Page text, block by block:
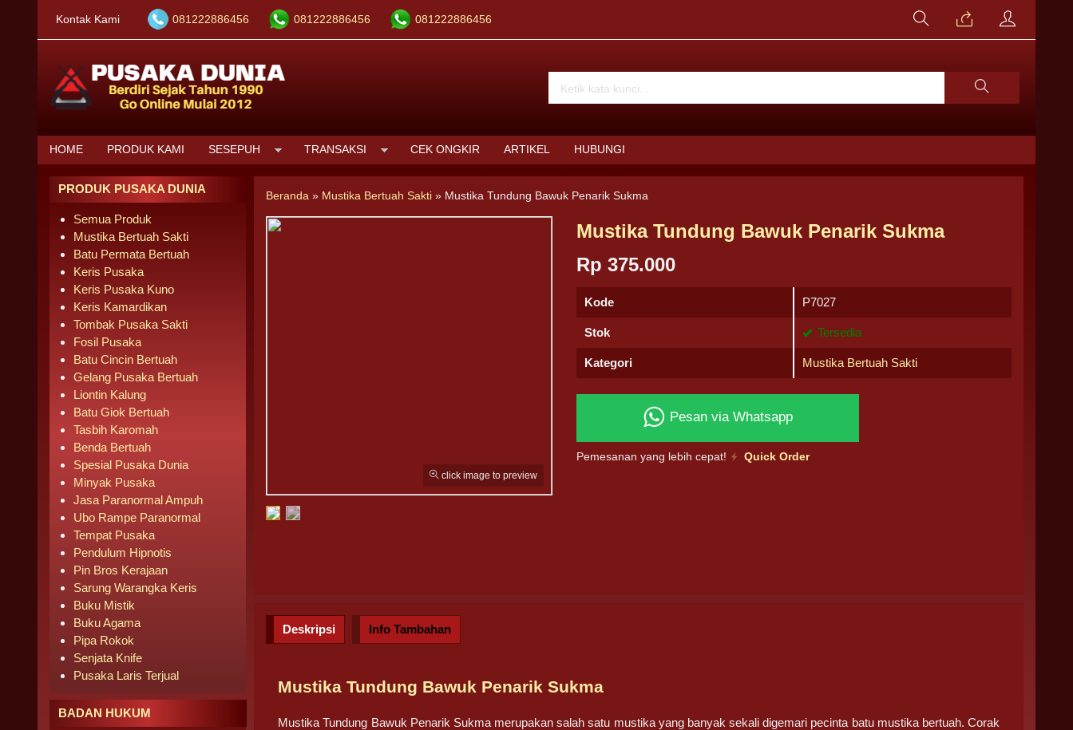
Kontak Kami 081222886456 081222886456 081222886456
HOME PRODUK KAMI SESEPUH TRANSAKSI CEK ONGKIR ARTIKEL HUBUNGI
Beranda » Mustika Bertuah Sakti » Mustika Tundung Bawuk Penarik Sukma
click image to preview
Mustika Tundung Bawuk Penarik Sukma
Rp 375.000
Kode P7027
Stok Tersedia
Kategori Mustika Bertuah Sakti
Pesan via Whatsapp
Pemesanan yang lebih cepat! Quick Order
Deskripsi Info Tambahan
Mustika Tundung Bawuk Penarik Sukma
Mustika Tundung Bawuk Penarik Sukma merupakan salah satu mustika yang banyak sekali digemari pecinta batu mustika bertuah. Corak
PRODUK PUSAKA DUNIA
Semua Produk
Mustika Bertuah Sakti
Batu Permata Bertuah
Keris Pusaka
Keris Pusaka Kuno
Keris Kamardikan
Tombak Pusaka Sakti
Fosil Pusaka
Batu Cincin Bertuah
Gelang Pusaka Bertuah
Liontin Kalung
Batu Giok Bertuah
Tasbih Karomah
Benda Bertuah
Spesial Pusaka Dunia
Minyak Pusaka
Jasa Paranormal Ampuh
Ubo Rampe Paranormal
Tempat Pusaka
Pendulum Hipnotis
Pin Bros Kerajaan
Sarung Warangka Keris
Buku Mistik
Buku Agama
Pipa Rokok
Senjata Knife
Pusaka Laris Terjual
BADAN HUKUM